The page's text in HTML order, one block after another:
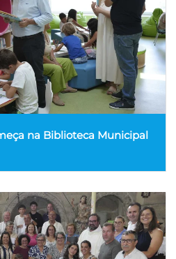
na Biblioteca Municipal